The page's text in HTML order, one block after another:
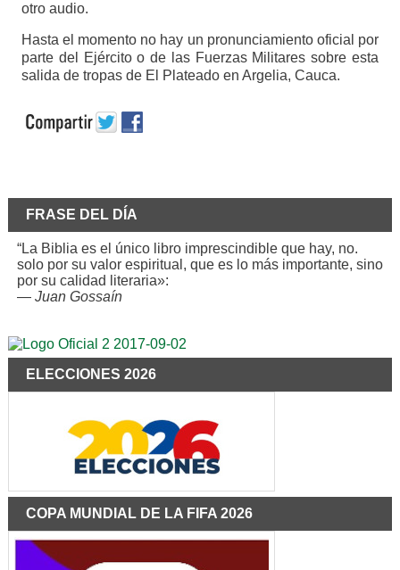
otro audio.
Hasta el momento no hay un pronunciamiento oficial por
parte del Ejército o de las Fuerzas Militares sobre esta
salida de tropas de El Plateado en Argelia, Cauca.
FRASE DEL DÍA
“La Biblia es el único libro imprescindible que hay, no.
solo por su valor espiritual, que es lo más importante, sino
por su calidad literaria»:
— Juan Gossaín
ELECCIONES 2026
COPA MUNDIAL DE LA FIFA 2026